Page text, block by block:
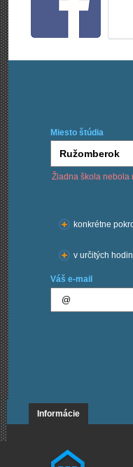
Miesto štúdia
Žiadna škola nebola
konkrétne
v určitých
Váš e-mail
Informácie